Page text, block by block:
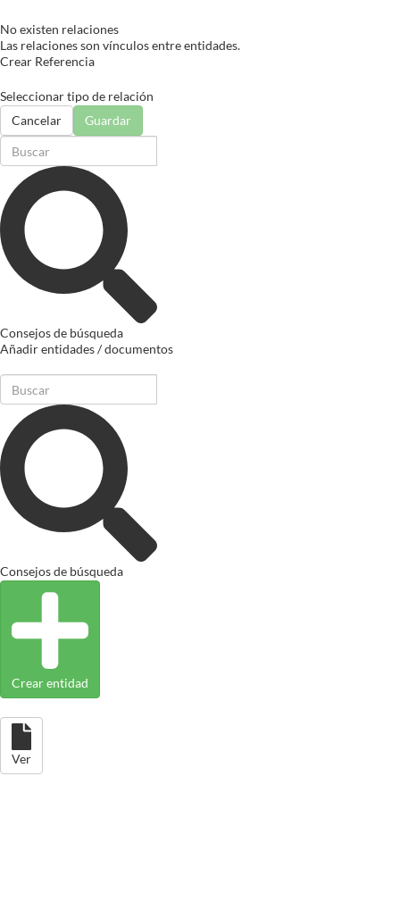
No existen relaciones
Las relaciones son vínculos entre entidades.
Crear Referencia
Seleccionar tipo de relación
Cancelar
Guardar
Consejos de búsqueda
Añadir entidades / documentos
Consejos de búsqueda
Crear entidad
Ver